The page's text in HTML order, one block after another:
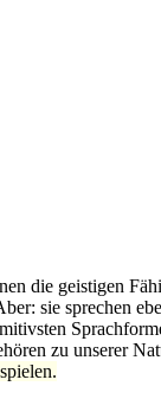
die geistigen
sie sprechen
zu unserer